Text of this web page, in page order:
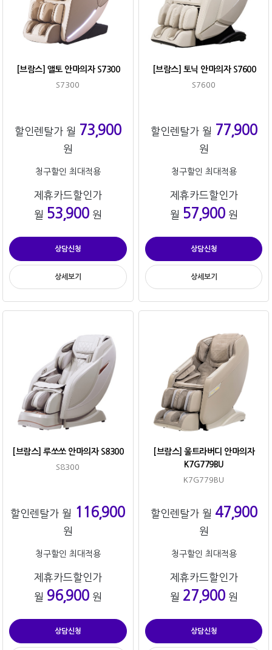
[브람스] 앨토 안마의자 S7300
S7300
할인렌탈가 월 73,900
원
청구할인 최대적용
제휴카드할인가
월 53,900원
상담신청
상세보기
[브람스] 토닉 안마의자 S7600
S7600
할인렌탈가 월 77,900
원
청구할인 최대적용
제휴카드할인가
월 57,900원
상담신청
상세보기
[브람스] 루쏘쏘 안마의자 S8300
S8300
할인렌탈가 월 116,900
원
청구할인 최대적용
제휴카드할인가
월 96,900원
상담신청
[브람스] 울트라버디 안마의자
K7G779BU
K7G779BU
할인렌탈가 월 47,900
원
청구할인 최대적용
제휴카드할인가
월 27,900원
상담신청